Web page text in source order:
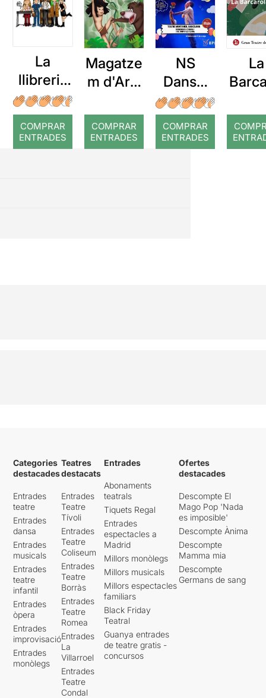
La
llibreria
màgica
COMPRAR
ENTRADES
Magatze
m d'Ars:
de la
selva
COMPRAR
ENTRADES
NS
Dansa:
El Petit
Príncep
COMPRAR
ENTRADES
La
Categories
destacades
Entrades
teatre
Entrades
dansa
Entrades
musicals
Entrades
teatre
infantil
Entrades
òpera
Entrades
improvisació
Entrades
monòlegs
Teatres
destacats
Entrades
Teatre
Tívoli
Entrades
Teatre
Coliseum
Entrades
Teatre
Borràs
Entrades
Teatre
Romea
Entrades
La
Villarroel
Entrades
Teatre
Condal
Entrades
Abonaments
teatrals
Tiquets Regal
Entrades
espectacles a
Madrid
Millors monòlegs
Millors musicals
Millors espectacles
familiars
Black Friday
Teatral
Guanya entrades
de teatre gratis -
concursos
Ofertes
destacades
Descompte El
Mago Pop 'Nada
es imposible'
Descompte Ànima
Descompte
Mamma mia
Descompte
Germans de sang